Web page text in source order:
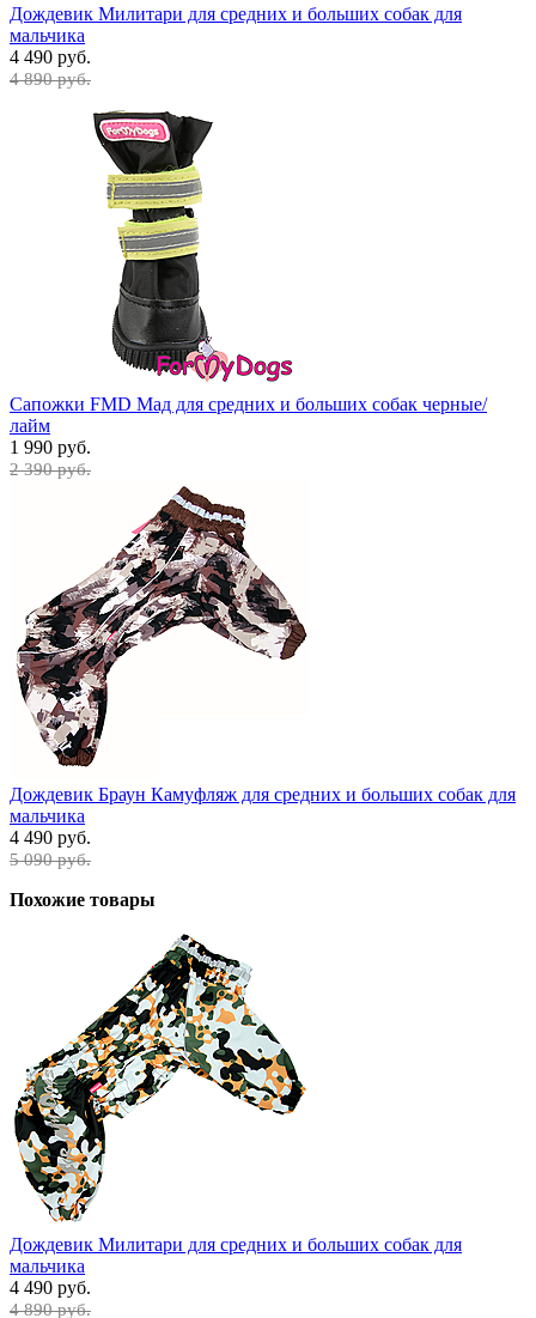
Дождевик Милитари для средних и больших собак для
мальчика
4 490 руб.
4 890 руб.
Сапожки FMD Мад для средних и больших собак черные/
лайм
1 990 руб.
2 390 руб.
Дождевик Браун Камуфляж для средних и больших собак для
мальчика
4 490 руб.
5 090 руб.
Похожие товары
Дождевик Милитари для средних и больших собак для
мальчика
4 490 руб.
4 890 руб.